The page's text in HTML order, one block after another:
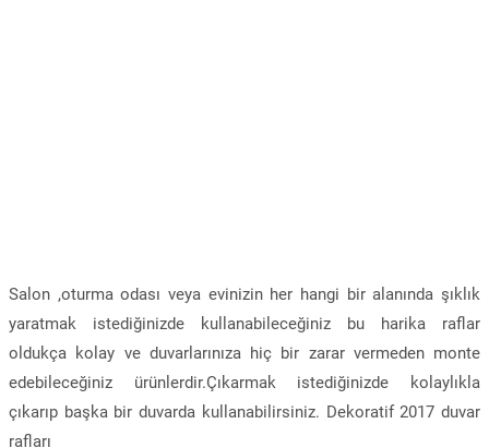
Salon ,oturma odası veya evinizin her hangi bir alanında şıklık
yaratmak istediğinizde kullanabileceğiniz bu harika raflar
oldukça kolay ve duvarlarınıza hiç bir zarar vermeden monte
edebileceğiniz ürünlerdir.Çıkarmak istediğinizde kolaylıkla
çıkarıp başka bir duvarda kullanabilirsiniz. Dekoratif 2017 duvar
rafları